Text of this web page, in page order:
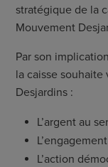
stratégique de la
Mouvement
Par son
la caisse
Desjardins :
L’argent au
L’action